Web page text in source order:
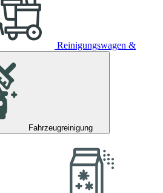
Reinigungswagen &
Fahrzeugreinigung